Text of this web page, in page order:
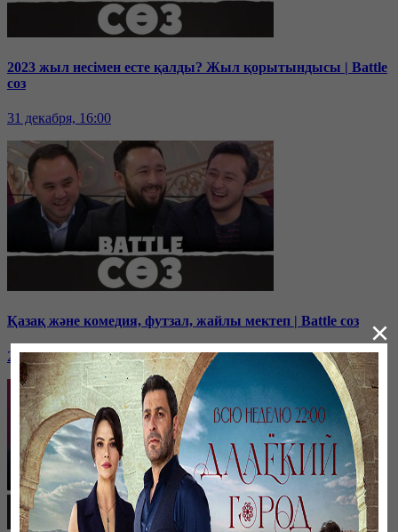
2023 жыл несімен есте қалды? Жыл қорытындысы | Battle
соз
31 декабря, 16:00
Қазақ және комедия, футзал, жайлы мектеп | Battle соз
25 декабря, 14:00
×